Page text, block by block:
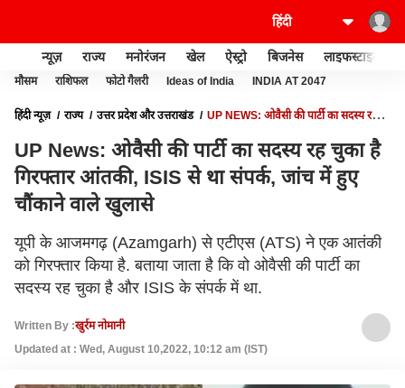
न्यूज़ राज्य मनोरंजन खेल ऐस्ट्रो बिजनेस लाइफस्टाइल
मौसम राशिफल फोटो गैलरी Ideas of India INDIA AT 2047
हिंदी न्यूज़ राज्य उत्तर प्रदेश और उत्तराखंड
UP NEWS: ओवैसी की पार्टी का सदस्य रह
UP News: ओवैसी की पार्टी का सदस्य रह चुका है
गिरफ्तार आंतकी, ISIS से था संपर्क, जांच में हुए
चौंकाने वाले खुलासे
यूपी के आजमगढ़ (Azamgarh) से एटीएस (ATS) ने एक आतंकी
को गिरफ्तार किया है. बताया जाता है कि वो ओवैसी की पार्टी का
सदस्य रह चुका है और ISIS के संपर्क में था.
Written By :खुर्रम नोमानी
Updated at : Wed, August 10,2022, 10:12 am (IST)